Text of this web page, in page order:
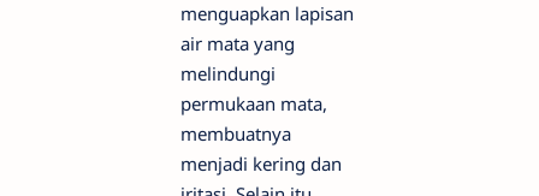
menguapkan lapisan
air mata yang
melindungi
permukaan mata,
membuatnya
menjadi kering dan